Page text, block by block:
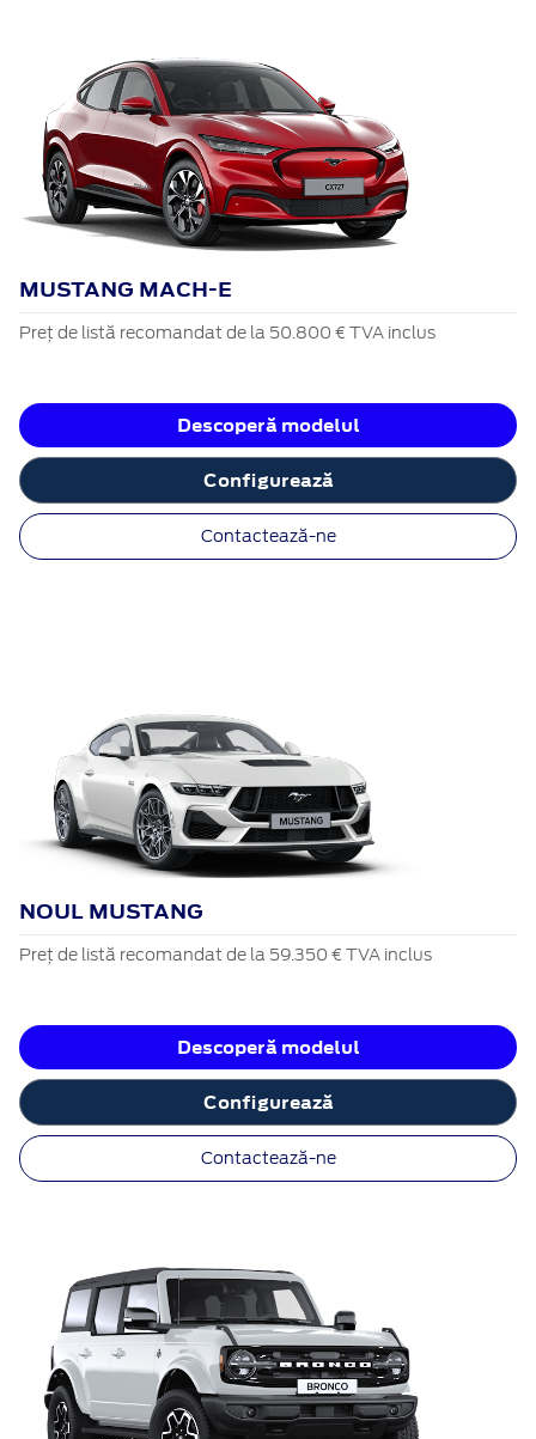
MUSTANG MACH-E
Preț de listă recomandat de la 50.800 € TVA inclus
Descoperă modelul
Configurează
Contactează-ne
NOUL MUSTANG
Preț de listă recomandat de la 59.350 € TVA inclus
Descoperă modelul
Configurează
Contactează-ne